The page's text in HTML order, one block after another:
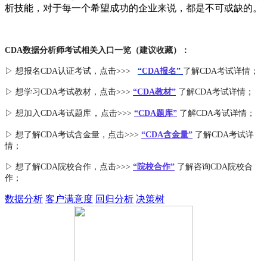
析技能，对于每一个希望成功的企业来说，都是不可或缺的。
CDA数据分析师考试相关入口一览（建议收藏）：
▷ 想报名CDA认证考试，点击>>> “CDA报名” 了解CDA考试详情；
▷ 想学习CDA考试教材，点击>>> “CDA教材” 了解CDA考试详情；
▷ 想加入CDA考试题库 ， 点击>>> “CDA题库” 了解CDA考试详情；
▷ 想了解CDA考试含金量 ，点击>>> “CDA含金量” 了解CDA考试详
情；
▷ 想了解CDA院校合作 ，点击>>> “院校合作” 了解咨询CDA院校合
作；
数据分析 客户满意度 回归分析 决策树